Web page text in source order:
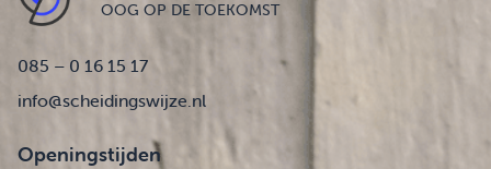
OOG OP DE TOEKOMST
085 – 0 16 15 17
info@scheidingswijze.nl
Openingstijden